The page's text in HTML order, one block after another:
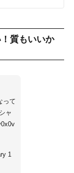
質もいいか
って
ャ
1